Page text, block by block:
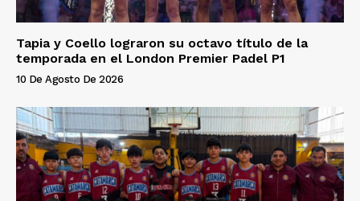
Tapia y Coello lograron su octavo título de la
temporada en el London Premier Padel P1
10 De Agosto De 2026